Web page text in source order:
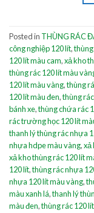
Posted in THÙNG RÁC
công nghiệp 120 lít,
120 lít màu cam,xả kho
thùng rác 120 lít màu
120 lít màu vàng,thùng
120 lít màu đen,thùng
bánh xe,thùng chứa rác
rác trường học 120 lít
thanh lý thùng rác nhựa
nhựa hdpe màu vàng,xả
xả kho thùng rác 120 lít
120 lít,thùng rác nhựa
nhựa 120 lít màu vàng,
màu xanh lá,thanh lý
màu đen,thùng rác 120 lít